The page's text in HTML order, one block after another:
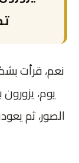
نعم، قرأت
يوم،
الصور، ثم